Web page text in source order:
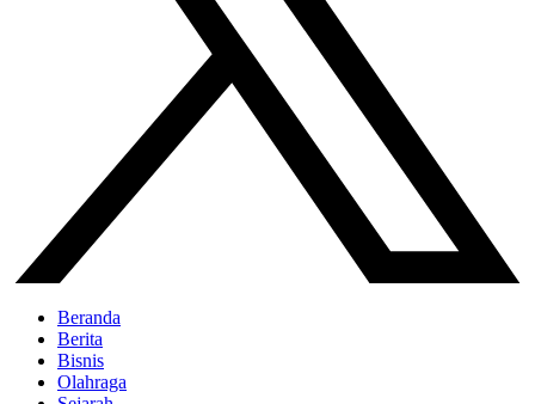
Beranda
Berita
Bisnis
Olahraga